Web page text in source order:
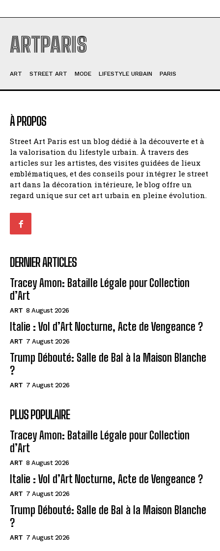
ARTPARIS
ART STREET ART MODE LIFESTYLE URBAIN PARIS
À PROPOS
Street Art Paris est un blog dédié à la découverte et à
la valorisation du lifestyle urbain. À travers des
articles sur les artistes, des visites guidées de lieux
emblématiques, et des conseils pour intégrer le street
art dans la décoration intérieure, le blog offre un
regard unique sur cet art urbain en pleine évolution.
DERNIER ARTICLES
Tracey Amon: Bataille Légale pour Collection
d’Art
ART 8 August 2026
Italie : Vol d’Art Nocturne, Acte de Vengeance ?
ART 7 August 2026
Trump Débouté: Salle de Bal à la Maison Blanche
?
ART 7 August 2026
PLUS POPULAIRE
Tracey Amon: Bataille Légale pour Collection
d’Art
ART 8 August 2026
Italie : Vol d’Art Nocturne, Acte de Vengeance ?
ART 7 August 2026
Trump Débouté: Salle de Bal à la Maison Blanche
?
ART 7 August 2026